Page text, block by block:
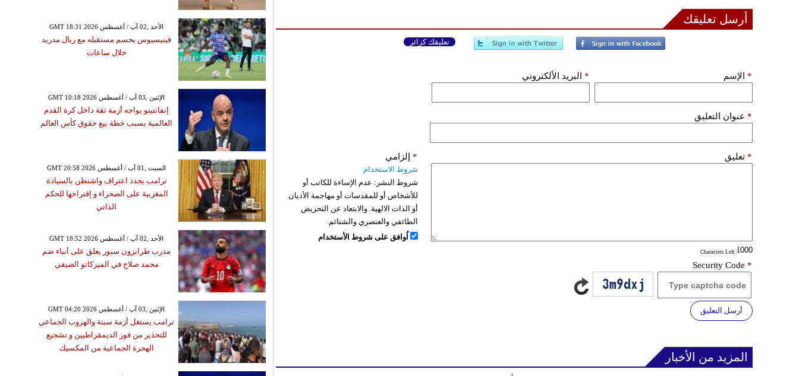
أرسل تعليقك
تعليقك كزائر
الإسم * البريد الألكتروني *
عنوان التعليق *
تعليق *
: Characters Left
إلزامي *
شروط الاستخدام
شروط النشر: عدم الإساءة للكاتب أو
للأشخاص أو للمقدسات أو مهاجمة الأديان
أو الذات الالهية. والابتعاد عن التحريض
الطائفي والعنصري والشتائم.
اُوافق على شروط الأستخدام
Security Code *
أرسل التعليق
المزيد من الأخبار
GMT 18:31 2026 الأحد ,02 آب / أغسطس
فينيسيوس يحسم مستقبله مع ريال مدريد
خلال ساعات
GMT 10:18 2026 الإثنين ,03 آب / أغسطس
إنفانتينو يواجه أزمة ثقة داخل كرة القدم
العالمية بسبب خطة بيع حقوق كأس العالم
GMT 20:58 2026 السبت ,01 آب / أغسطس
ترامب يجدد اعتراف واشنطن بالسيادة
المغربية على الصحراء و إقتراحها للحكم
الذاتي
GMT 18:52 2026 الأحد ,02 آب / أغسطس
مدرب طرابزون سبور يعلق على أنباء ضم
محمد صلاح في الميركاتو الصيفي
GMT 04:20 2026 الإثنين ,03 آب / أغسطس
ترامب يستغل أزمة سبتة والهروب الجماعي
للتحذير من فوز الديمقراطيين و تشجيع
الهحرة الجماعية من المكسيك